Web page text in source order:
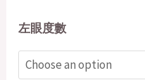
左眼度數